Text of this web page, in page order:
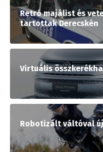
Retró majálist és
tartottak Derecskén
Virtuális
Robotizált váltóval